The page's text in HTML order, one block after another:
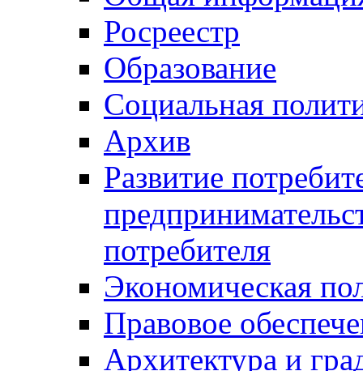
Росреестр
Образование
Социальная
Архив
Развитие
потребителя
Экономическая
Правовое
Архитектура и